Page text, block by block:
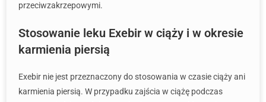
przeciwzakrzepowymi.
Stosowanie leku Exebir w ciąży i w okresie
karmienia piersią
Exebir nie jest przeznaczony do stosowania w czasie ciąży ani
karmienia piersią. W przypadku zajścia w ciążę podczas